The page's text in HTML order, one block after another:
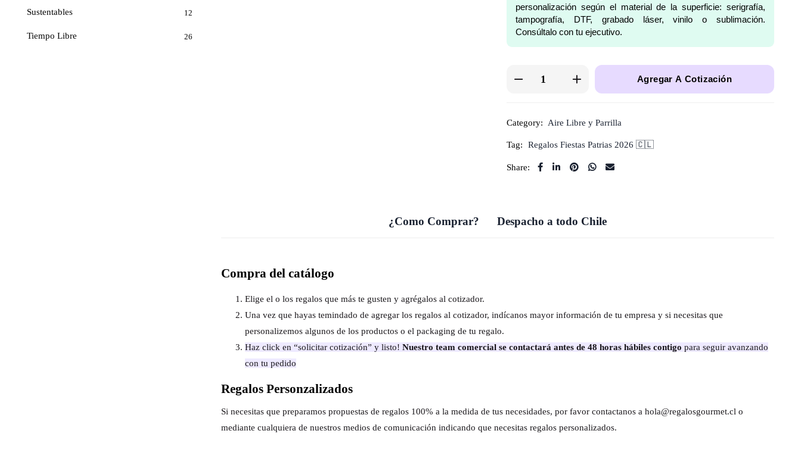
personalización según el material de la superficie: serigrafía,
tampografía, DTF, grabado láser, vinilo o sublimación.
Consúltalo con tu ejecutivo.
Agregar A Cotización
Category: Aire Libre y Parrilla
Tag: Regalos Fiestas Patrias 2026 🇨🇱
Share:
¿Como Comprar? Despacho a todo Chile
Compra del catálogo
Elige el o los regalos que más te gusten y agrégalos al cotizador.
Una vez que hayas temindado de agregar los regalos al cotizador, indícanos mayor información de tu empresa y si necesitas que
personalizemos algunos de los productos o el packaging de tu regalo.
Haz click en “solicitar cotización” y listo! Nuestro team comercial se contactará antes de 48 horas hábiles contigo para seguir avanzando
con tu pedido
Regalos Personzalizados
Si necesitas que preparamos propuestas de regalos 100% a la medida de tus necesidades, por favor contactanos a hola@regalosgourmet.cl o
mediante cualquiera de nuestros medios de comunicación indicando que necesitas regalos personalizados.
Sustentables 12
Tiempo Libre 26